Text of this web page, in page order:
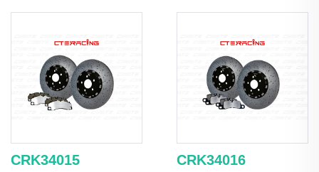
CRK34015 CRK34016